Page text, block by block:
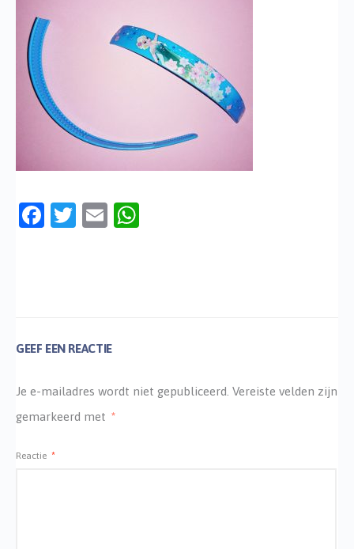
Facebook
Twitter
Email
GEEF EEN REACTIE
Je e-mailadres wordt niet gepubliceerd. Vereiste velden zijn
gemarkeerd met *
Reactie *